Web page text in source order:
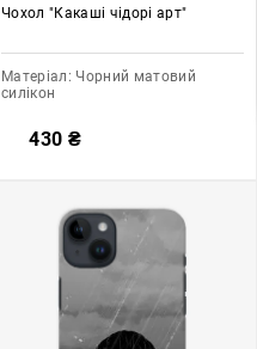
Чохол "Какаші чідорі арт"
Матеріал: Чорний матовий
силікон
430 ₴